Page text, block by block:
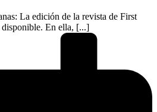
La edición de la revista de First
disponible. En ella, [...]